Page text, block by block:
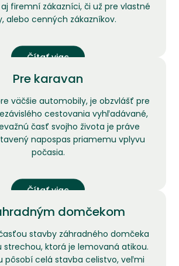
firemní zákazníci, či už pre vlastné
alebo cenných zákazníkov.
Čítať viac
Pre karavan
väčšie automobily, je obzvlášť pre
cestovania vyhľadávané,
časť svojho života je práve
napospas priamemu vplyvu
počasia.
Čítať viac
domčekom
stavby záhradného domčeka
strechou, ktorá je lemovaná atikou.
pôsobí celá stavba celistvo, veľmi